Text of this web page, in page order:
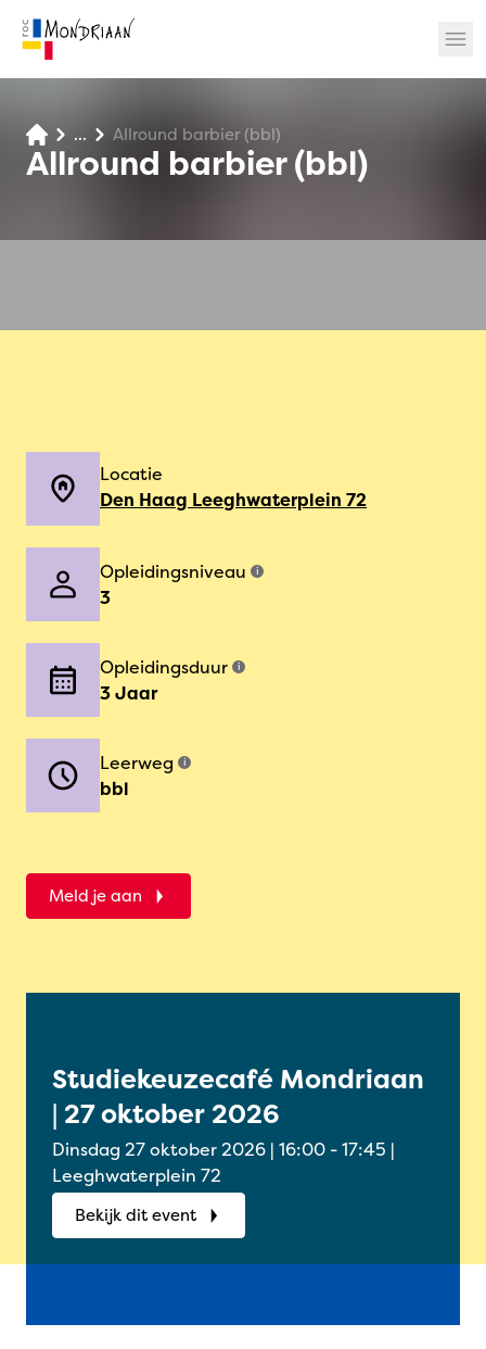
🎉 ... Allround barbier (bbl)
Allround barbier (bbl)
Locatie
Den Haag Leeghwaterplein 72
Opleidingsniveau i
3
Opleidingsduur i
3 Jaar
Leerweg i
bbl
Meld je aan
Studiekeuzecafé Mondriaan
| 27 oktober 2026
Dinsdag 27 oktober 2026 | 16:00 - 17:45 |
Leeghwaterplein 72
Bekijk dit event